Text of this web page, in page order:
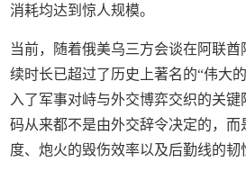
消耗均达到惊人规模。
当前，随着俄美乌三方会谈在阿联
续时长已超过了历史上著名的“伟大
入了军事对峙与外交博弈交织的关
码从来都不是由外交辞令决定的，而
度、炮火的毁伤效率以及后勤线的韧